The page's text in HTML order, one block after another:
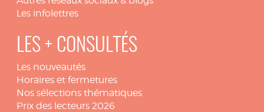
Les infolettres
LES + CONSULTÉS
Les nouveautés
Horaires et fermetures
Nos sélections thématiques
Prix des lecteurs 2026